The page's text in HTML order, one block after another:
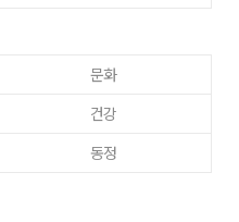
문화
건강
동정